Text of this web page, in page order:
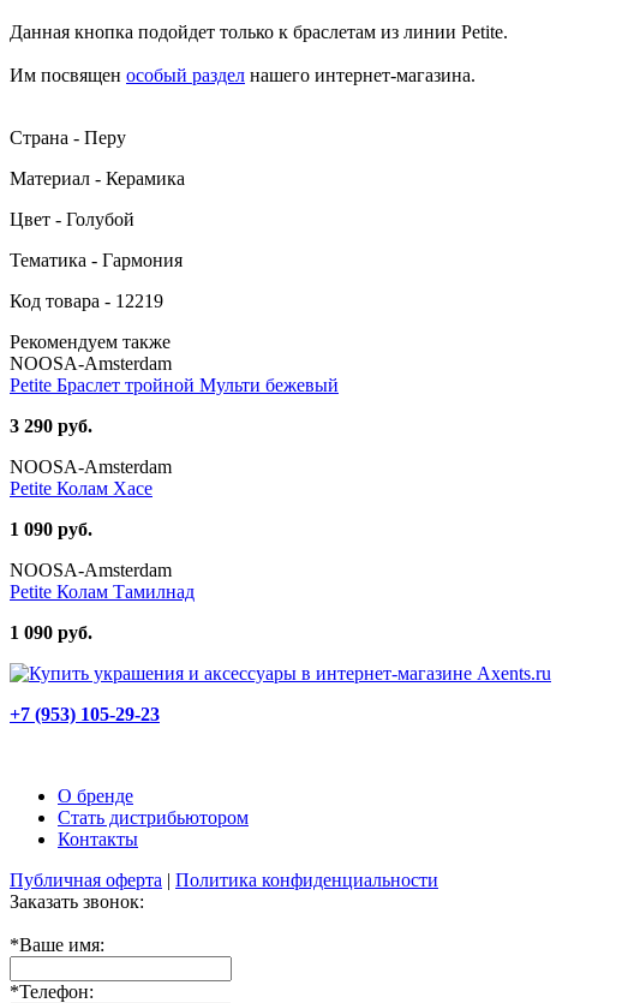
Данная кнопка подойдет только к браслетам из линии Petite.
Им посвящен особый раздел нашего интернет-магазина.
Страна - Перу
Материал - Керамика
Цвет - Голубой
Тематика - Гармония
Код товара - 12219
Рекомендуем также
NOOSA-Amsterdam
Petite Браслет тройной Мульти бежевый
3 290 руб.
NOOSA-Amsterdam
Petite Колам Хасе
1 090 руб.
NOOSA-Amsterdam
Petite Колам Тамилнад
1 090 руб.
+7 (953) 105-29-23
О бренде
Стать дистрибьютором
Контакты
Публичная оферта | Политика конфиденциальности
Заказать звонок:
*Ваше имя:
*Телефон: